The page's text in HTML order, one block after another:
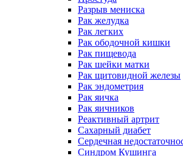
Разрыв мениска
Рак желудка
Рак легких
Рак ободочной кишки
Рак пищевода
Рак шейки матки
Рак щитовидной железы
Рак эндометрия
Рак яичка
Рак яичников
Реактивный артрит
Сахарный диабет
Сердечная
Синдром Кушинга